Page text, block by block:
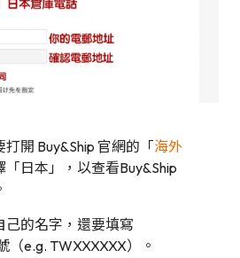
開 Buy&Ship 官網的「海外
「日本」，以查看Buy&Ship
己的名字，還要填寫
（e.g. TWXXXXXX）。